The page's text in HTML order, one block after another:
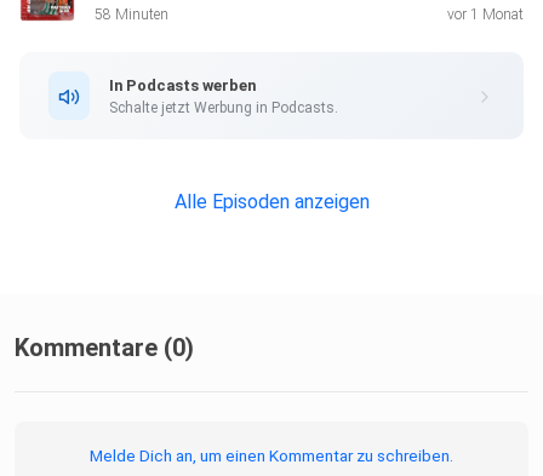
58 Minuten vor 1 Monat
In Podcasts werben
Schalte jetzt Werbung in Podcasts.
Alle Episoden anzeigen
Kommentare (0)
Melde Dich an, um einen Kommentar zu schreiben.